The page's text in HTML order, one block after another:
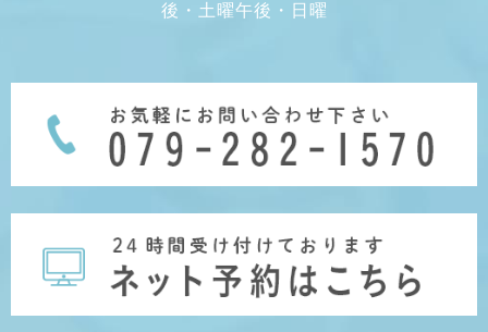
後・土曜午後・日曜